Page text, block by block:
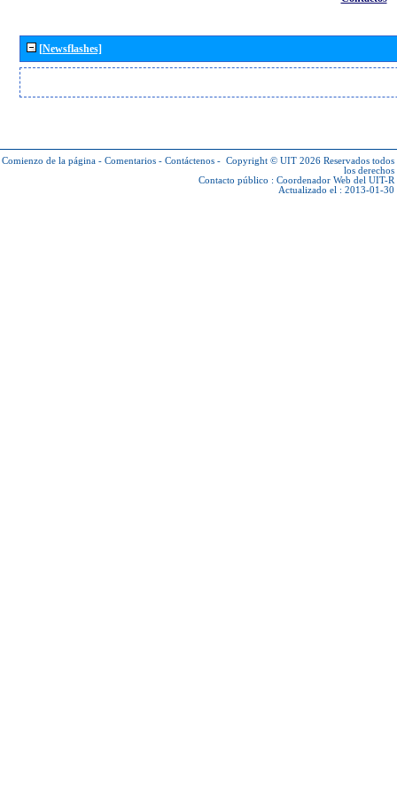
[Newsflashes]
Comienzo de la página - Comentarios - Contáctenos - Copyright © UIT 2026 Reservados todos
los derechos
Contacto público : Coordenador Web del UIT-R
Actualizado el : 2013-01-30